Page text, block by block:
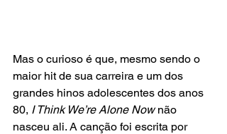
Mas o curioso é que, mesmo sendo o
maior hit de sua carreira e um dos
grandes hinos adolescentes dos anos
80, I Think We’re Alone Now não
nasceu ali. A canção foi escrita por